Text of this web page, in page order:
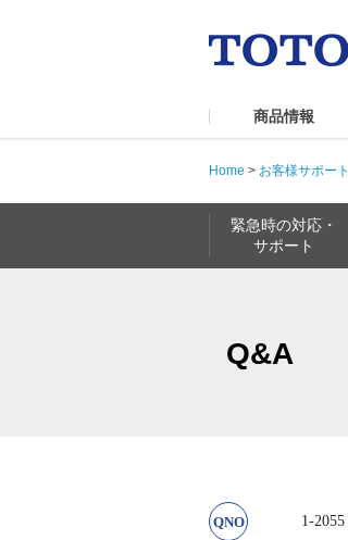
商品情報
Home > お客様サポート
緊急時の対応・
サポート
Q&A
1-2055